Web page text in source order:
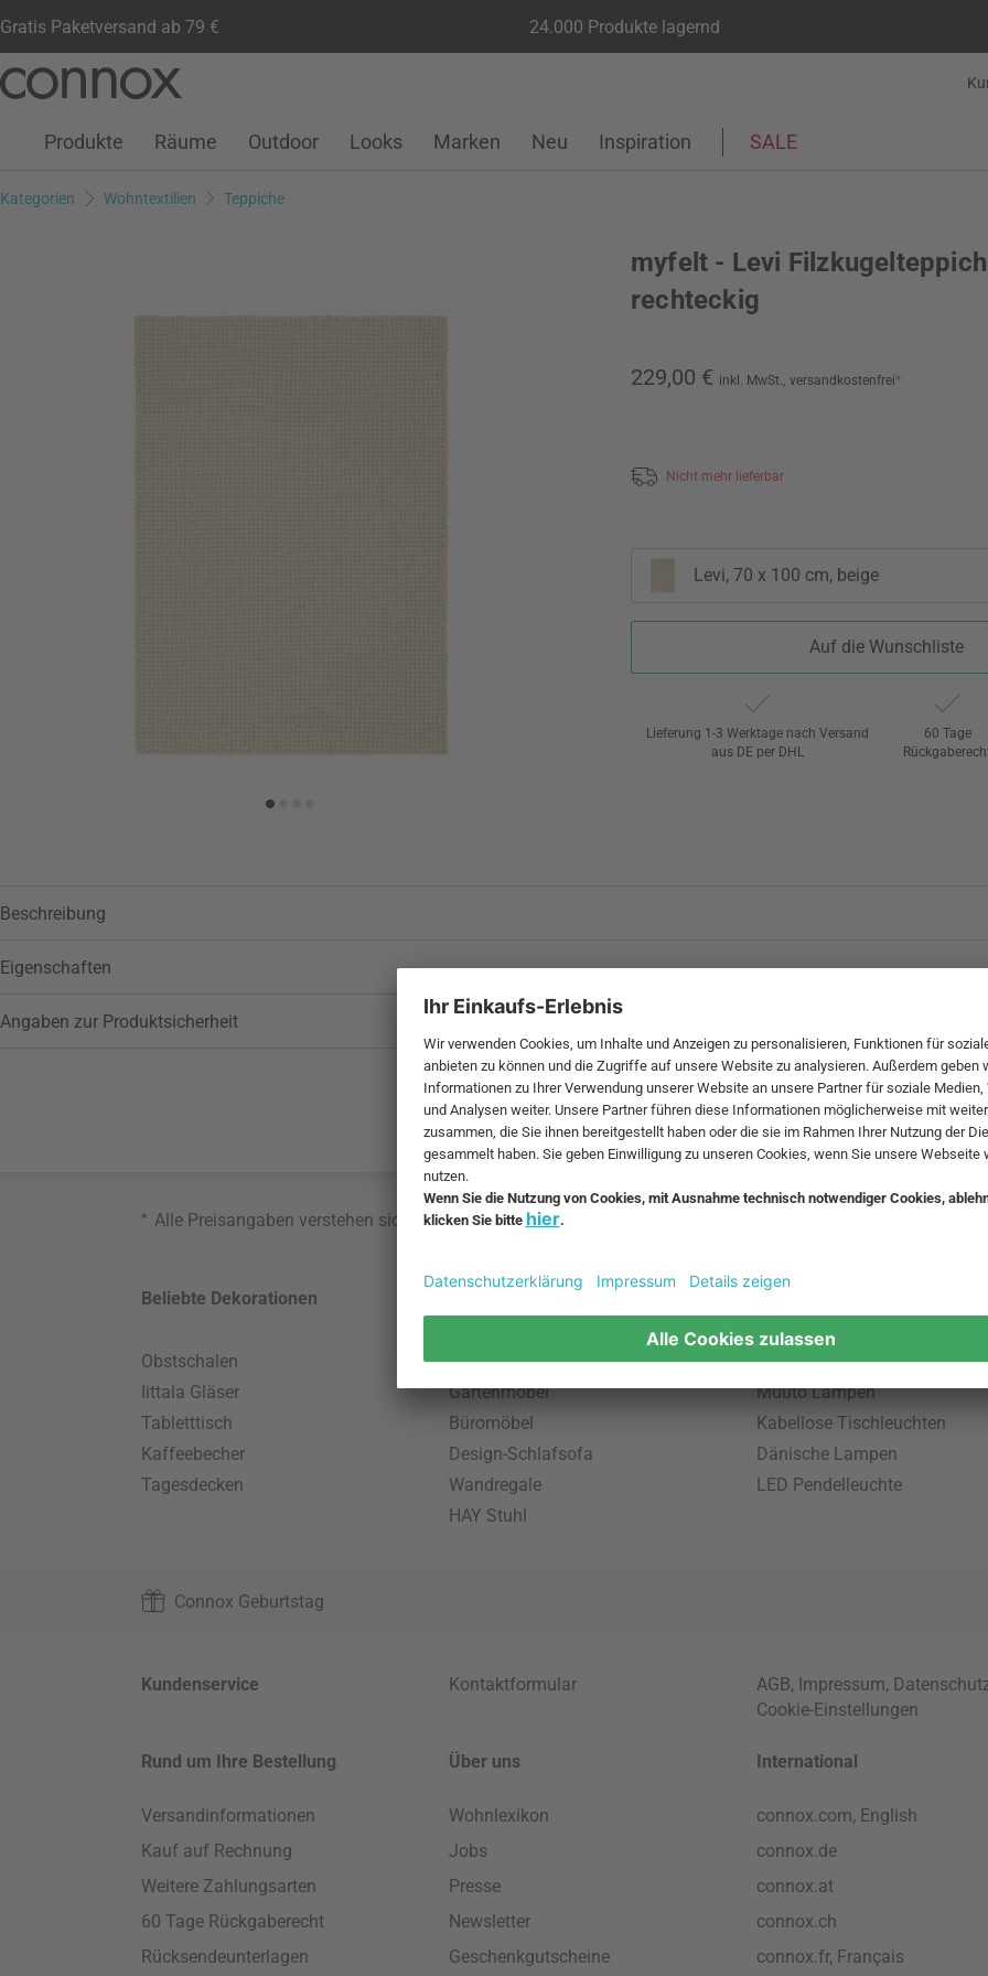
Gratis Paketversand ab 79 € 24.000 Produkte lagernd
Seiteninhalt
Suchfeld
Kundenkonto
Wunschliste
Warenkorb
Produkte Räume Outdoor Looks Marken Neu Inspiration SALE
Kategorien Wohntextilien Teppiche
myfelt - Levi Filzkugelteppich
rechteckig
229,00 € inkl. MwSt., versandkostenfrei*
Nicht mehr lieferbar
Levi, 70 x 100 cm, beige
Auf die Wunschliste
Lieferung 1-3 Werktage nach Versand
aus DE per DHL
60 Tage
Beschreibung
Eigenschaften
Angaben zur Produktsicherheit
* Alle Preisangaben verstehen sich inklusive MwSt. und zzgl.
Beliebte Dekorationen
Obstschalen
Iittala Gläser
Tabletttisch
Kaffeebecher
Tagesdecken
Skandinavische Möbel
Gartenmöbel
Büromöbel
Design-Schlafsofa
Wandregale
HAY Stuhl
Pendellampe für Außen
Muuto Lampen
Kabellose Tischleuchten
Dänische Lampen
LED Pendelleuchte
Connox Geburtstag
Kundenservice Kontaktformular AGB, Impressum,
Cookie-Einstellungen
Rund um Ihre Bestellung
Versandinformationen
Kauf auf Rechnung
Weitere Zahlungsarten
60 Tage Rückgaberecht
Rücksendeunterlagen
Über uns
Wohnlexikon
Jobs
Presse
Newsletter
Geschenkgutscheine
International
connox.com, English
connox.de
connox.at
connox.ch
connox.fr, Français